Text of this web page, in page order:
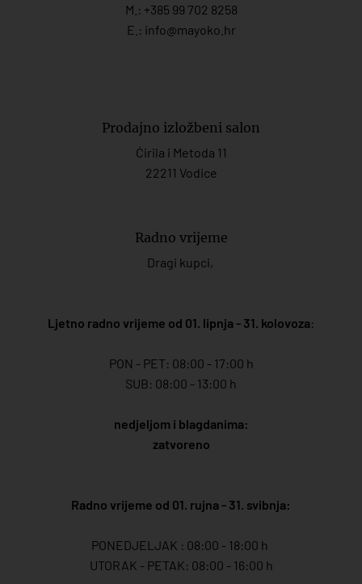
M.: +385 99 702 8258
E.: info@mayoko. hr
Prodajno izložbeni salon
Ćirila i Metoda 11
22211 Vodice
Radno vrijeme
Dragi kupci,
Ljetno radno vrijeme od 01. lipnja - 31. kolovoza:
PON - PET: 08:00 - 17:00 h
SUB: 08:00 - 13:00 h
nedjeljom i blagdanima:
zatvoreno
Radno vrijeme od 01. rujna - 31. svibnja:
PONEDJELJAK : 08:00 - 18:00 h
UTORAK - PETAK: 08:00 - 16:00 h